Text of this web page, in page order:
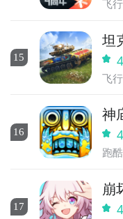
飞
15
坦
飞
16
神
跑
17
崩